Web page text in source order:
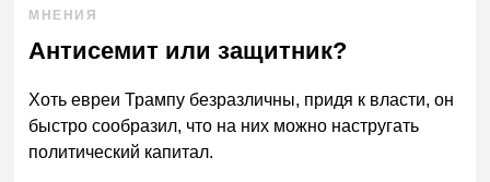
МНЕНИЯ
Антисемит или защитник?
Хоть евреи Трампу безразличны, придя к власти, он
быстро сообразил, что на них можно настругать
политический капитал.